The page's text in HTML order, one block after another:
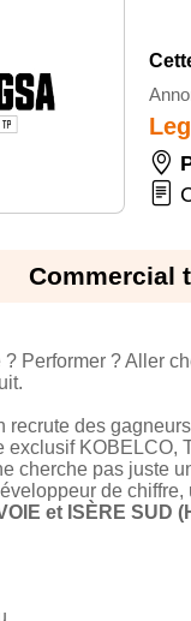
Commercial
Performer ? Aller
recrute des gagneurs
exclusif KOBELCO,
cherche pas juste
de
et ISÈRE SUD